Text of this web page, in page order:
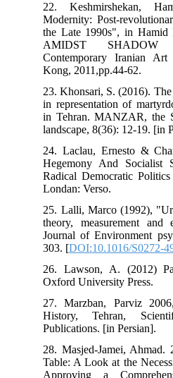
22.
Modernity: Post-
the Late 1990s",
AMIDST
Contemporary
Kong, 2011,pp.44-
23. Khonsari, S.
in representation
in Tehran.
landscape, 8(36):
24. Laclau,
Hegemony And
Radical
Londan: Verso.
25. Lalli, Marco
theory,
Journal of
303. [
26. Lawson, A.
Oxford University
27. Marzban,
History,
Publications. [in
28. Masjed-Jamei,
Table: A Look at
Approving a